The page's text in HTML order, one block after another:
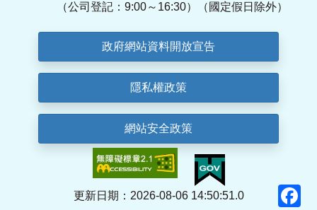
（公司登記：9:00～16:30）（國定假日除外）
政府網站資料開放宣告
隱私權政策
網站安全政策
更新日期：2026-08-06 14:50:51.0